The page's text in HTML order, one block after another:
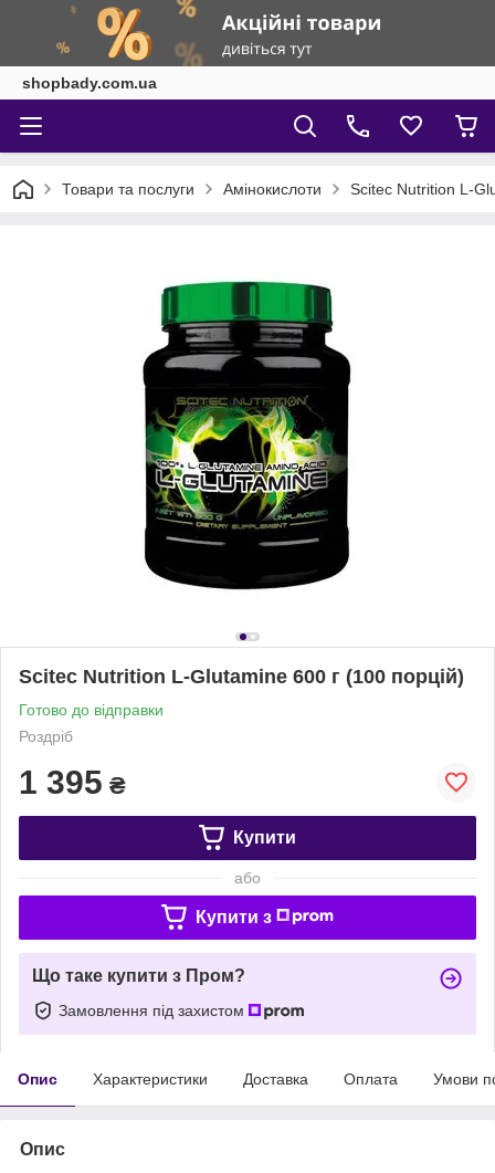
shopbady.com.ua
Товари та послуги Амінокислоти Scitec Nutrition L-
Scitec Nutrition L-Glutamine 600 г (100 порцій)
Готово до відправки
Роздріб
1 395 ₴
Купити
або
Купити з
Що таке купити з Пром?
Замовлення під захистом
Опис Характеристики Доставка Оплата Умови
Опис